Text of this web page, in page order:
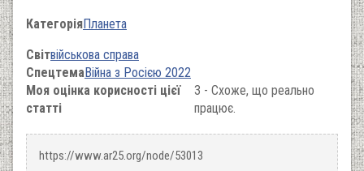
КатегоріяПланета
Світвійськова справа
СпецтемаВійна з Росією 2022
Моя оцінка корисності цієї
статті
3 - Схоже, що реально
працює.
https://www.ar25.org/node/53013